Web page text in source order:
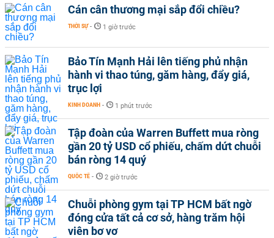
Cán cân thương mại sắp đổi chiều?
THỜI SỰ - 1 giờ trước
Bảo Tín Mạnh Hải lên tiếng phủ nhận
hành vi thao túng, găm hàng, đẩy giá,
trục lợi
KINH DOANH - 1 phút trước
Tập đoàn của Warren Buffett mua ròng
gần 20 tỷ USD cổ phiếu, chấm dứt chuỗi
bán ròng 14 quý
QUỐC TẾ - 2 giờ trước
Chuỗi phòng gym tại TP HCM bất ngờ
đóng cửa tất cả cơ sở, hàng trăm hội
viên bơ vơ